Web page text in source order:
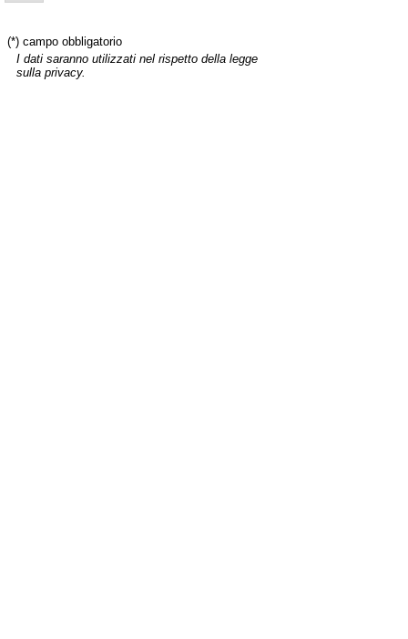
(*) campo obbligatorio
I dati saranno utilizzati nel rispetto della legge
sulla privacy.